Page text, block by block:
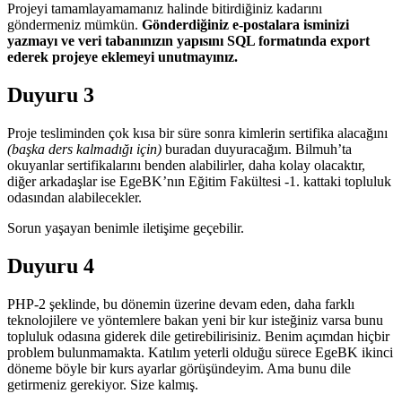
Projeyi tamamlayamamanız halinde bitirdiğiniz kadarını
göndermeniz mümkün. Gönderdiğiniz e-postalara isminizi
yazmayı ve veri tabanınızın yapısını SQL formatında export
ederek projeye eklemeyi unutmayınız.
Duyuru 3
Proje tesliminden çok kısa bir süre sonra kimlerin sertifika alacağını
(başka ders kalmadığı için) buradan duyuracağım. Bilmuh’ta
okuyanlar sertifikalarını benden alabilirler, daha kolay olacaktır,
diğer arkadaşlar ise EgeBK’nın Eğitim Fakültesi -1. kattaki topluluk
odasından alabilecekler.
Sorun yaşayan benimle iletişime geçebilir.
Duyuru 4
PHP-2 şeklinde, bu dönemin üzerine devam eden, daha farklı
teknolojilere ve yöntemlere bakan yeni bir kur isteğiniz varsa bunu
topluluk odasına giderek dile getirebilirisiniz. Benim açımdan hiçbir
problem bulunmamakta. Katılım yeterli olduğu sürece EgeBK ikinci
döneme böyle bir kurs ayarlar görüşündeyim. Ama bunu dile
getirmeniz gerekiyor. Size kalmış.